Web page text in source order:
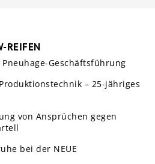
REIFEN
Geschäftsführung
– 25-jähriges
von Ansprüchen gegen
bei der NEUE